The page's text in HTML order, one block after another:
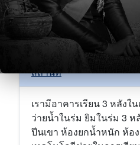
สถานที่
สถานที่
เรามีอาคารเรียน 3 หลังใ
ว่ายน้ำในร่ม ยิมในร่ม 3
ปีนเขา ห้องยกน้ำหนัก ห้อ